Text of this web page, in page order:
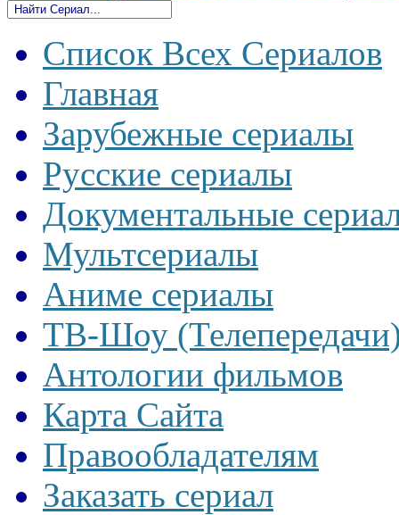
Список Всех Сериалов
Главная
Зарубежные сериалы
Русские сериалы
Документальные
Мультсериалы
Аниме сериалы
ТВ-Шоу
Антологии фильмов
Карта Сайта
Правообладателям
Заказать сериал